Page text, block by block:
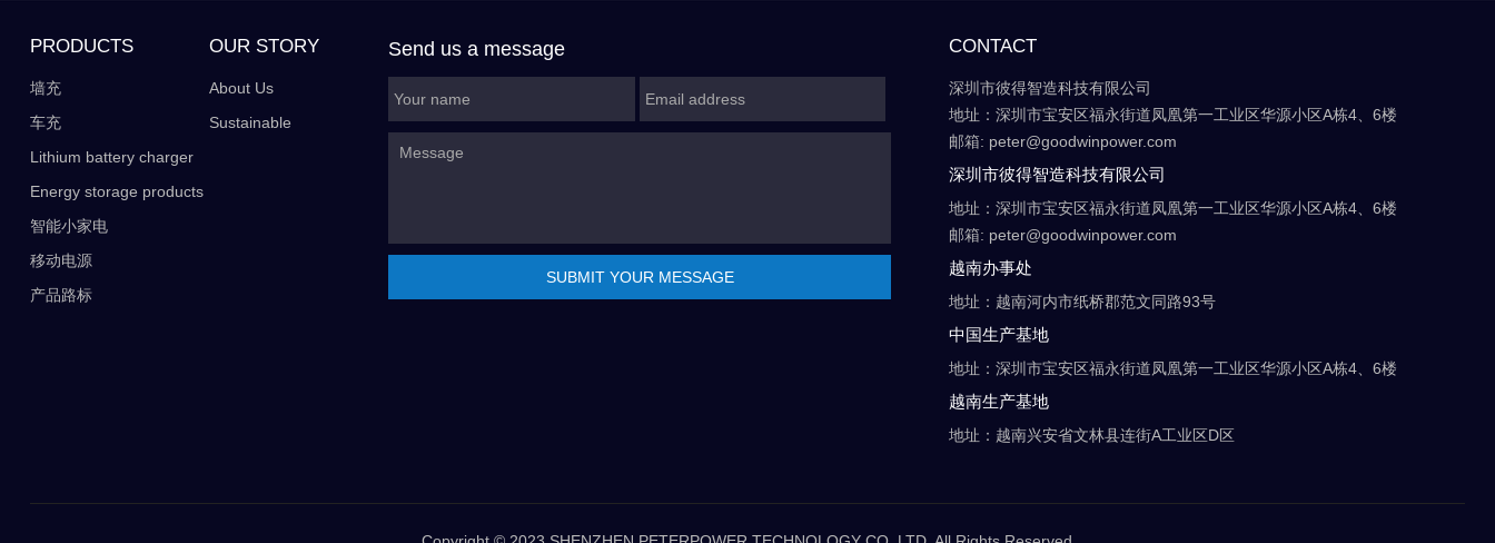
PRODUCTS
墙充
车充
Lithium battery charger
Energy storage products
智能小家电
移动电源
产品路标
OUR STORY
About Us
Sustainable
Send us a message CONTACT
深圳市彼得智造科技有限公司
地址：深圳市宝安区福永街道凤凰第一工业区华源小区A栋4、6楼
邮箱: peter@goodwinpower.com
深圳市彼得智造科技有限公司
地址：深圳市宝安区福永街道凤凰第一工业区华源小区A栋4、6楼
邮箱: peter@goodwinpower.com
越南办事处
地址：越南河内市纸桥郡范文同路93号
中国生产基地
地址：深圳市宝安区福永街道凤凰第一工业区华源小区A栋4、6楼
越南生产基地
地址：越南兴安省文林县连街A工业区D区